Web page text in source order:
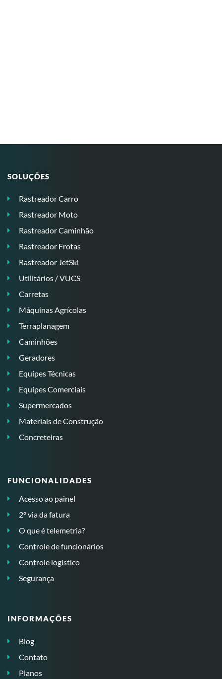
SOLUÇÕES
Rastreador Carro
Rastreador Moto
Rastreador Caminhão
Rastreador Frotas
Rastreador JetSki
Utilitários / VUCS
Carretas
Máquinas Agrícolas
Terraplanagem
Caminhões
Geradores
Equipes Técnicas
Equipes Comerciais
Supermercados
Materiais de Construção
Concreteiras
FUNCIONALIDADES
Acesso ao painel
2º via da fatura
O que é telemetria?
Controle de funcionários
Controle logístico
Segurança
INFORMAÇÕES
Blog
Contato
Planos